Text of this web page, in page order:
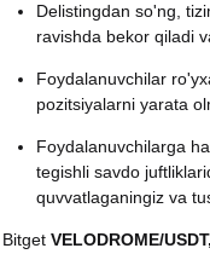
Delistingdan so'ng,
ravishda bekor qiladi
Foydalanuvchilar
pozitsiyalarni yarata
Foydalanuvchilarga
tegishli savdo
quvvatlaganingiz va
Bitget VELODROME/